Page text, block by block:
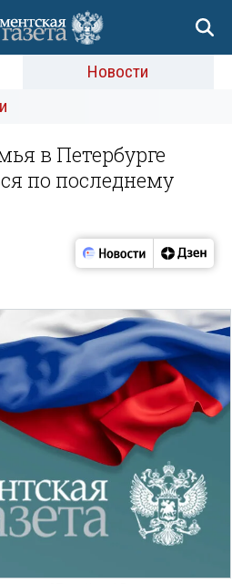
Новости
в Петербурге
по последнему